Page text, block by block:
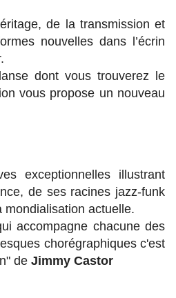
de la transmission et
nouvelles dans l’écrin
dont vous trouverez le
vous propose un nouveau
exceptionnelles illustrant
de ses racines jazz-funk
mondialisation actuelle.
accompagne chacune des
chorégraphiques c'est
de Jimmy Castor